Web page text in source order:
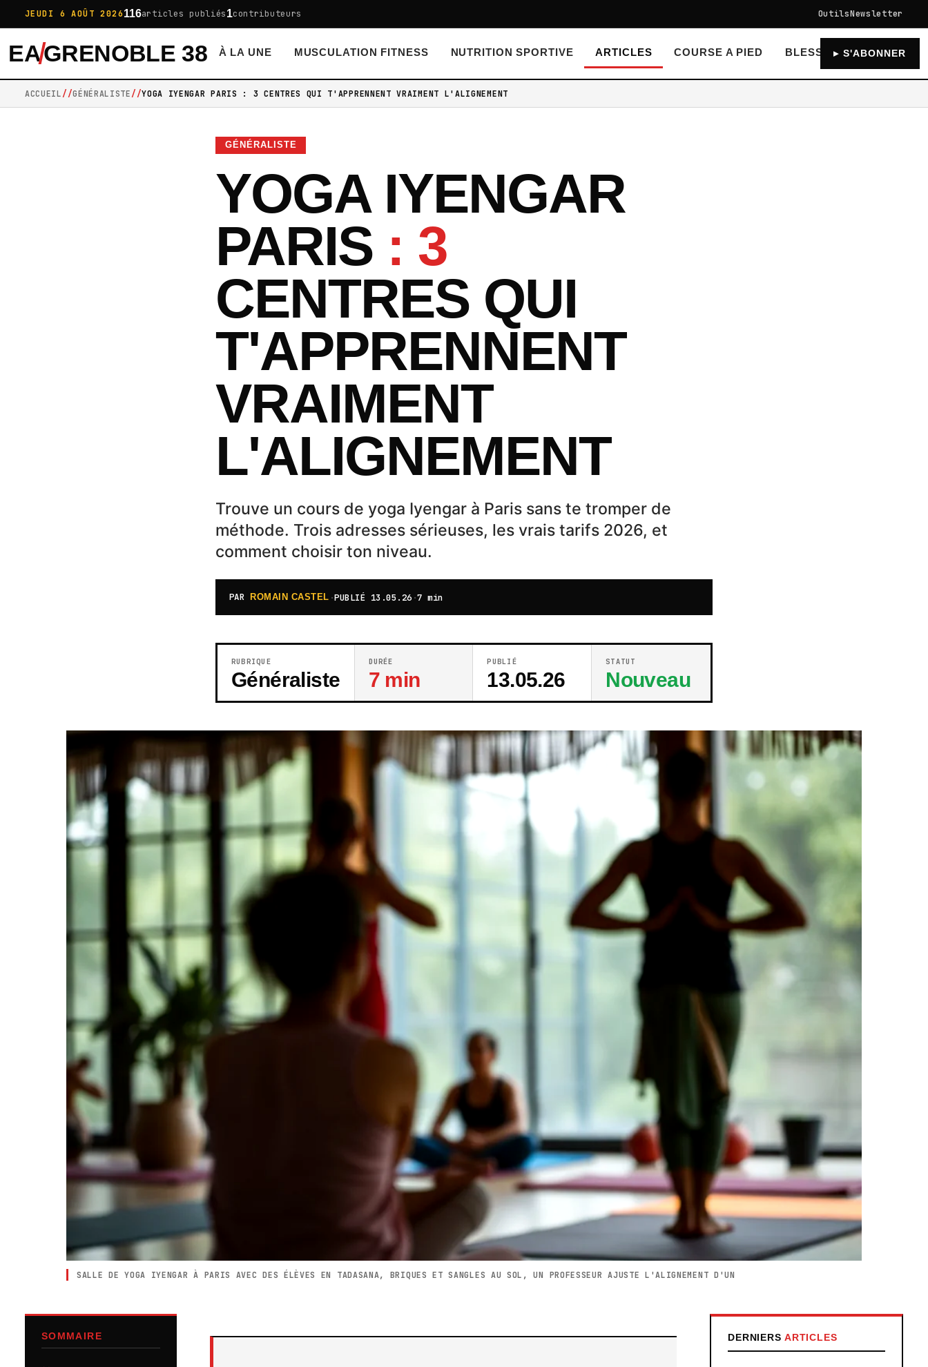
JEUDI 6 AOÛT 2026116articles publiés1contributeurs OutilsNewsletter
EAGRENOBLE 38 À LA UNE MUSCULATION FITNESS NUTRITION SPORTIVE ARTICLES COURSE A PIED BLESSURES▸ S'ABONNER
ACCUEIL GÉNÉRALISTE YOGA IYENGAR PARIS : 3 CENTRES QUI T'APPRENNENT VRAIMENT L'ALIGNEMENT
GÉNÉRALISTE
YOGA IYENGAR
PARIS : 3
CENTRES QUI
T'APPRENNENT
VRAIMENT
L'ALIGNEMENT
Trouve un cours de yoga Iyengar à Paris sans te tromper de
méthode. Trois adresses sérieuses, les vrais tarifs 2026, et
comment choisir ton niveau.
PAR ROMAIN CASTEL ·PUBLIÉ 13.05.26 ·7 min
RUBRIQUE
Généraliste
DURÉE
7 min
PUBLIÉ
13.05.26
STATUT
Nouveau
SALLE DE YOGA IYENGAR À PARIS AVEC DES ÉLÈVES EN TADASANA, BRIQUES ET SANGLES AU SOL, UN PROFESSEUR AJUSTE L'ALIGNEMENT D'UN
SOMMAIRE DERNIERS ARTICLES